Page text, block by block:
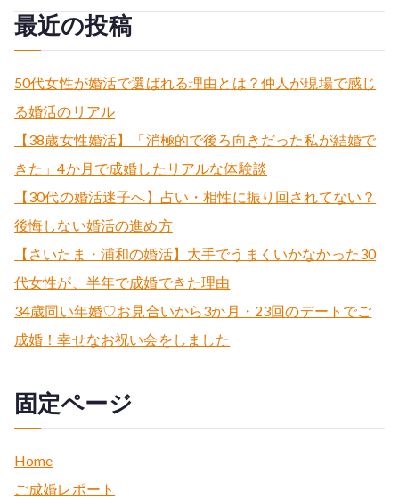
稿
ナ
ビ
ゲ
ー
シ
ョ
ン
最近の投稿
50代女性が婚活で選ばれる理由とは？仲人が現場で感じ
る婚活のリアル
【38歳女性婚活】「消極的で後ろ向きだった私が結婚で
きた」4か月で成婚したリアルな体験談
【30代の婚活迷子へ】占い・相性に振り回されてない？
後悔しない婚活の進め方
【さいたま・浦和の婚活】大手でうまくいかなかった30
代女性が、半年で成婚できた理由
34歳同い年婚♡お見合いから3か月・23回のデートでご
成婚！幸せなお祝い会をしました
固定ページ
Home
ご成婚レポート